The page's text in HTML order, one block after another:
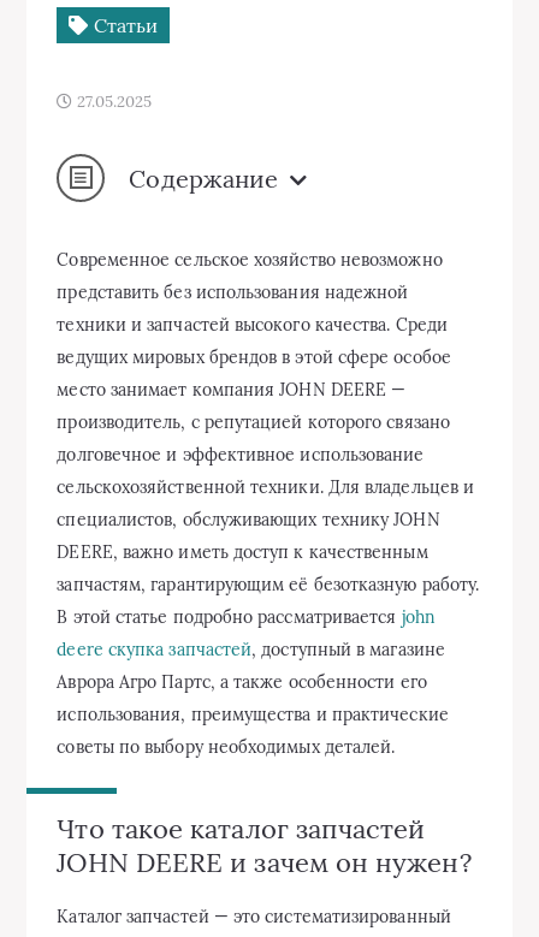
Статьи
27.05.2025
Содержание
Современное сельское хозяйство невозможно
представить без использования надежной
техники и запчастей высокого качества. Среди
ведущих мировых брендов в этой сфере особое
место занимает компания JOHN DEERE —
производитель, с репутацией которого связано
долговечное и эффективное использование
сельскохозяйственной техники. Для владельцев и
специалистов, обслуживающих технику JOHN
DEERE, важно иметь доступ к качественным
запчастям, гарантирующим её безотказную работу.
В этой статье подробно рассматривается john
deere скупка запчастей, доступный в магазине
Аврора Агро Партс, а также особенности его
использования, преимущества и практические
советы по выбору необходимых деталей.
Что такое каталог запчастей
JOHN DEERE и зачем он нужен?
Каталог запчастей — это систематизированный